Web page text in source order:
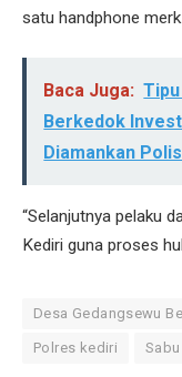
satu handphone
Baca Juga:
Berkedok
Diamankan
“Selanjutnya pelaku
Kediri guna proses
Desa Gedangsewu
Polres kediri Sabu